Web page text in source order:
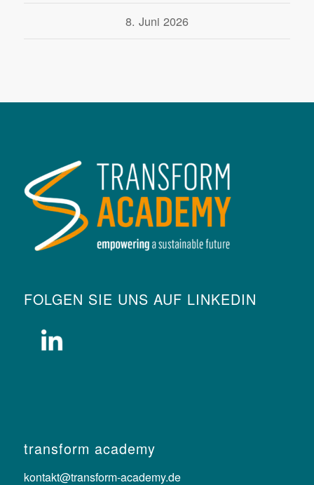
8. Juni 2026
FOLGEN SIE UNS AUF LINKEDIN
transform academy
kontakt@transform-academy.de